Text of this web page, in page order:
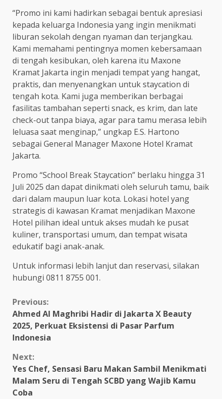
“Promo ini kami hadirkan sebagai bentuk apresiasi
kepada keluarga Indonesia yang ingin menikmati
liburan sekolah dengan nyaman dan terjangkau.
Kami memahami pentingnya momen kebersamaan
di tengah kesibukan, oleh karena itu Maxone
Kramat Jakarta ingin menjadi tempat yang hangat,
praktis, dan menyenangkan untuk staycation di
tengah kota. Kami juga memberikan berbagai
fasilitas tambahan seperti snack, es krim, dan late
check-out tanpa biaya, agar para tamu merasa lebih
leluasa saat menginap,” ungkap E.S. Hartono
sebagai General Manager Maxone Hotel Kramat
Jakarta.
Promo “School Break Staycation” berlaku hingga 31
Juli 2025 dan dapat dinikmati oleh seluruh tamu, baik
dari dalam maupun luar kota. Lokasi hotel yang
strategis di kawasan Kramat menjadikan Maxone
Hotel pilihan ideal untuk akses mudah ke pusat
kuliner, transportasi umum, dan tempat wisata
edukatif bagi anak-anak.
Untuk informasi lebih lanjut dan reservasi, silakan
hubungi 0811 8755 001.
Continue
Reading
Previous:
Ahmed Al Maghribi Hadir di Jakarta X Beauty
2025, Perkuat Eksistensi di Pasar Parfum
Indonesia
Next:
Yes Chef, Sensasi Baru Makan Sambil Menikmati
Malam Seru di Tengah SCBD yang Wajib Kamu
Coba